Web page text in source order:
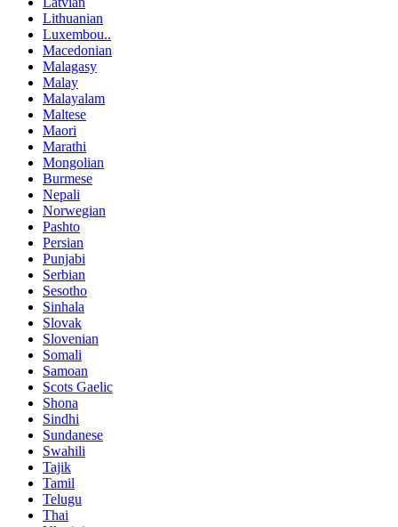
Lithuanian
Luxembou..
Macedonian
Malagasy
Malay
Malayalam
Maltese
Maori
Marathi
Mongolian
Burmese
Nepali
Norwegian
Pashto
Persian
Punjabi
Serbian
Sesotho
Sinhala
Slovak
Slovenian
Somali
Samoan
Scots Gaelic
Shona
Sindhi
Sundanese
Swahili
Tajik
Tamil
Telugu
Thai